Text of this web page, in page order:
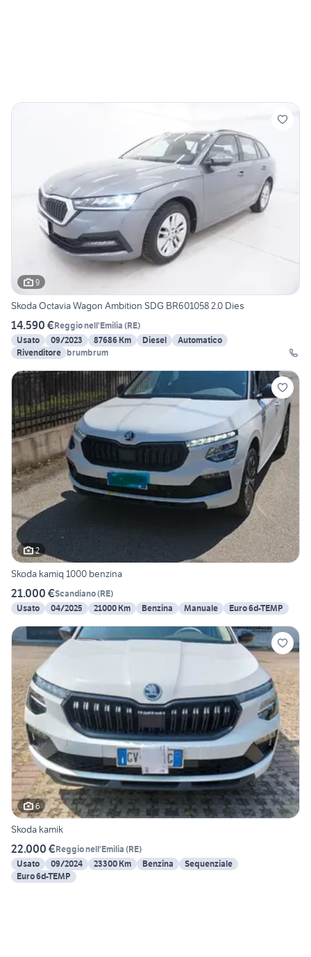
9
Skoda Octavia Wagon Ambition SDG BR601058 2.0 Dies
14.590 €Reggio nell'Emilia (RE)
Usato
09/2023 87686 Km Diesel
Automatico
Rivenditore brumbrum
2
Skoda kamiq 1000 benzina
21.000 €Scandiano(RE)
Usato
04/2025 21000 Km Benzina Manuale Euro 6d-TEMP
6
Skoda kamik
22.000 €Reggio nell'Emilia (RE)
Usato
09/2024 23300 Km Benzina
Sequenziale
Euro 6d-TEMP